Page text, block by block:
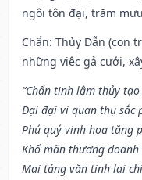
ngôi tôn đại, trăm
Chẩn: Thủy Dẫn (con
những việc gả cưới,
“Chẩn tinh lâm thủy
Đại đại vi quan thụ sắc
Phú quý vinh hoa tăng
Khố mãn thương
Mai táng văn tinh lai